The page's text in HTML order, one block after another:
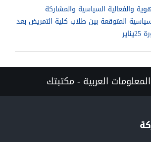
والفعالية السياسية والمشاركة
المتوقعة بين طلاب كلية التمريض بعد
العربية - مكتبتك